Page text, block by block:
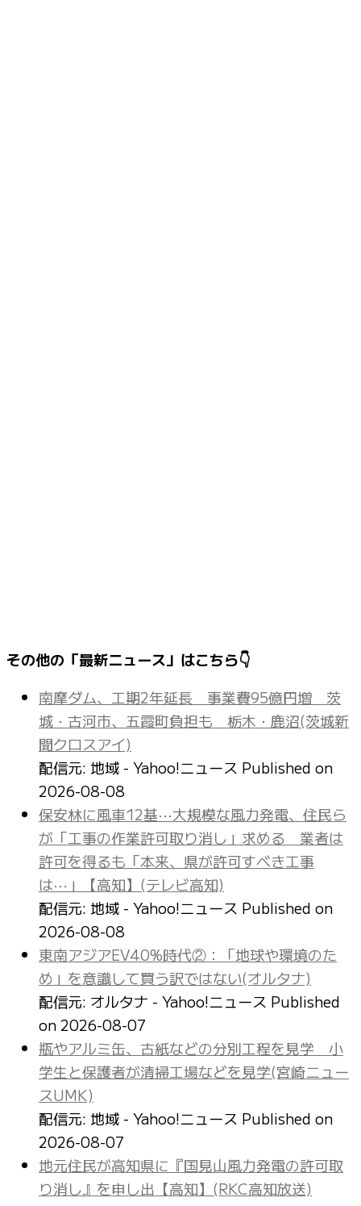
その他の「最新ニュース」はこちら👇
南摩ダム、工期2年延長 事業費95億円増 茨
城・古河市、五霞町負担も 栃木・鹿沼(茨城新
聞クロスアイ)
配信元: 地域 - Yahoo!ニュース Published on
2026-08-08
保安林に風車12基⋯大規模な風力発電、住民ら
が「工事の作業許可取り消し」求める 業者は
許可を得るも「本来、県が許可すべき工事
は⋯」【高知】(テレビ高知)
配信元: 地域 - Yahoo!ニュース Published on
2026-08-08
東南アジアEV40%時代②：「地球や環境のた
め」を意識して買う訳ではない(オルタナ)
配信元: オルタナ - Yahoo!ニュース Published
on 2026-08-07
瓶やアルミ缶、古紙などの分別工程を見学 小
学生と保護者が清掃工場などを見学(宮崎ニュー
スUMK)
配信元: 地域 - Yahoo!ニュース Published on
2026-08-07
地元住民が高知県に『国見山風力発電の許可取
り消し』を申し出【高知】(RKC高知放送)